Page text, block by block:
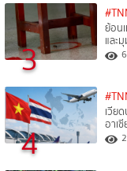
3
ย้อน
และ
4
เวีย
อาเ